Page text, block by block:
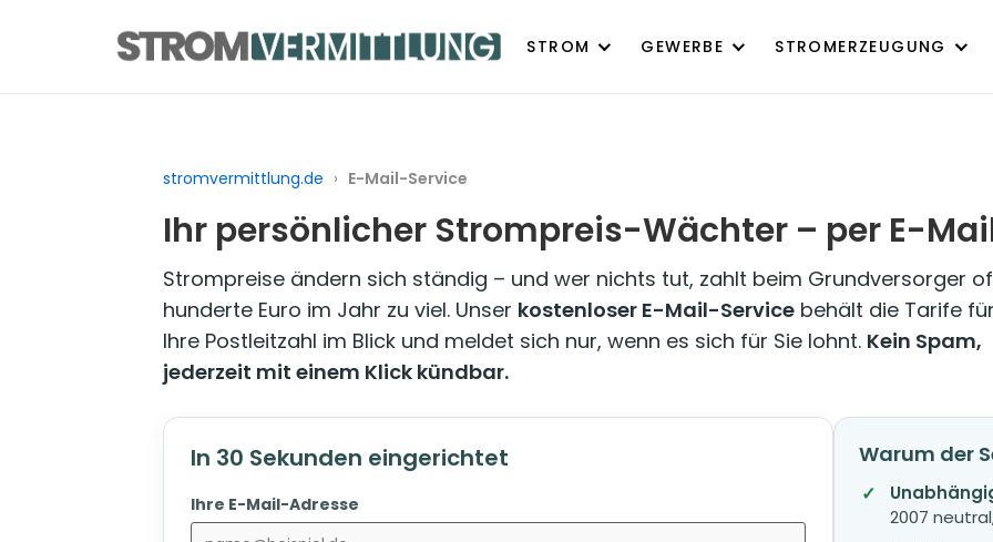
STROM GEWERBE STROMERZEUGUNG
stromvermittlung.de › E-Mail-Service
Ihr persönlicher Strompreis-Wächter – per E-
Strompreise ändern sich ständig – und wer nichts tut, zahlt beim Grundversorger
hunderte Euro im Jahr zu viel. Unser kostenloser E-Mail-Service behält die Tarife für
Ihre Postleitzahl im Blick und meldet sich nur, wenn es sich für Sie lohnt. Kein Spam,
jederzeit mit einem Klick kündbar.
In 30 Sekunden eingerichtet
Ihre E-Mail-Adresse
Warum der
2007